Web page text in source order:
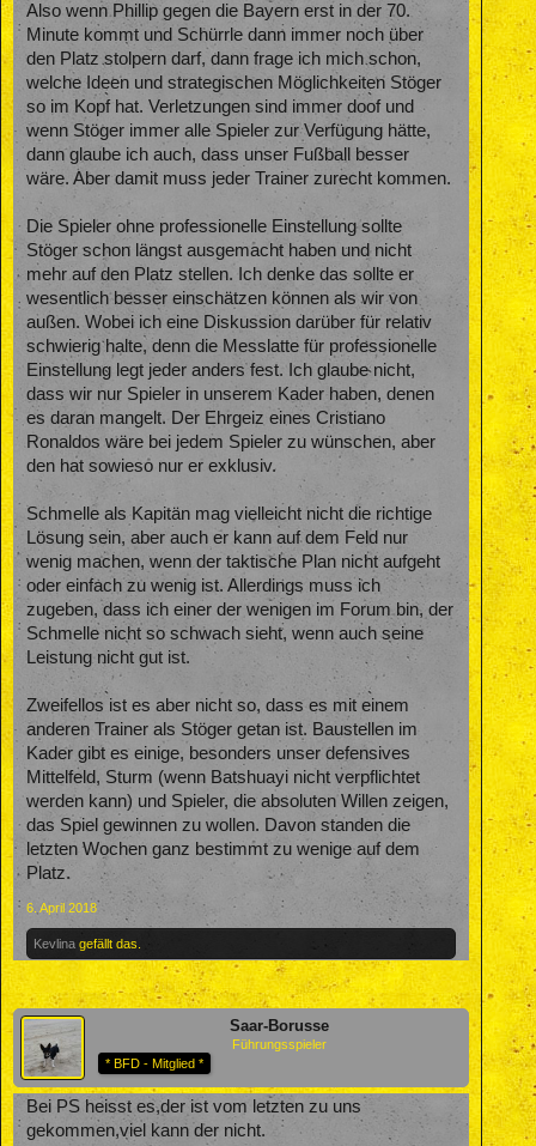
Also wenn Phillip gegen die Bayern erst in der 70.
Minute kommt und Schürrle dann immer noch über
den Platz stolpern darf, dann frage ich mich schon,
welche Ideen und strategischen Möglichkeiten Stöger
so im Kopf hat. Verletzungen sind immer doof und
wenn Stöger immer alle Spieler zur Verfügung hätte,
dann glaube ich auch, dass unser Fußball besser
wäre. Aber damit muss jeder Trainer zurecht kommen.
Die Spieler ohne professionelle Einstellung sollte
Stöger schon längst ausgemacht haben und nicht
mehr auf den Platz stellen. Ich denke das sollte er
wesentlich besser einschätzen können als wir von
außen. Wobei ich eine Diskussion darüber für relativ
schwierig halte, denn die Messlatte für professionelle
Einstellung legt jeder anders fest. Ich glaube nicht,
dass wir nur Spieler in unserem Kader haben, denen
es daran mangelt. Der Ehrgeiz eines Cristiano
Ronaldos wäre bei jedem Spieler zu wünschen, aber
den hat sowieso nur er exklusiv.
Schmelle als Kapitän mag vielleicht nicht die richtige
Lösung sein, aber auch er kann auf dem Feld nur
wenig machen, wenn der taktische Plan nicht aufgeht
oder einfach zu wenig ist. Allerdings muss ich
zugeben, dass ich einer der wenigen im Forum bin, der
Schmelle nicht so schwach sieht, wenn auch seine
Leistung nicht gut ist.
Zweifellos ist es aber nicht so, dass es mit einem
anderen Trainer als Stöger getan ist. Baustellen im
Kader gibt es einige, besonders unser defensives
Mittelfeld, Sturm (wenn Batshuayi nicht verpflichtet
werden kann) und Spieler, die absoluten Willen zeigen,
das Spiel gewinnen zu wollen. Davon standen die
letzten Wochen ganz bestimmt zu wenige auf dem
Platz.
6. April 2018
Kevlina gefällt das.
Saar-Borusse
Führungsspieler
* BFD - Mitglied *
Bei PS heisst es,der ist vom letzten zu uns
gekommen,viel kann der nicht.